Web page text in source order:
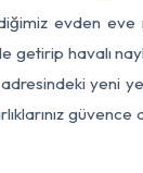
evden
havalı
yeni